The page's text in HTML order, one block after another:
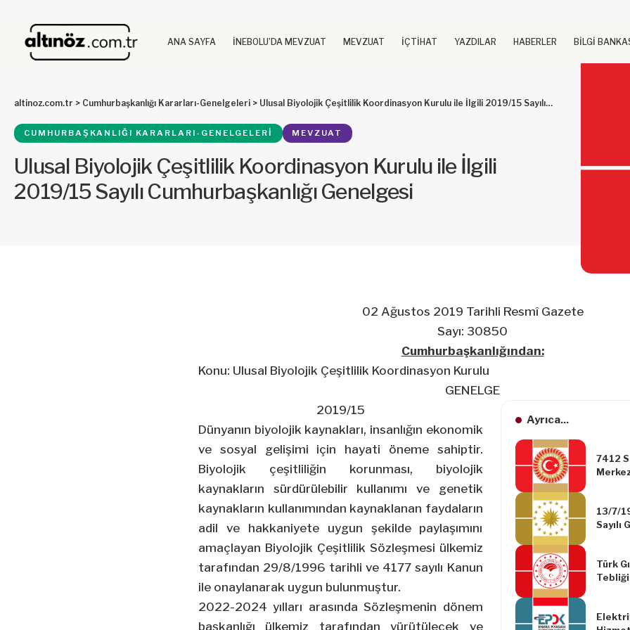
ANA SAYFA İNEBOLU’DA MEVZUAT MEVZUAT İÇTİHAT YAZDILAR HABERLER BİLGİ
altinoz.com.tr > Cumhurbaşkanlığı Kararları-Genelgeleri > Ulusal Biyolojik Çeşitlilik Koordinasyon Kurulu ile İlgili 2019/15 Sayılı Cumhurbaşkanlığı Genelgesi
CUMHURBAŞKANLIĞI KARARLARI-GENELGELERI MEVZUAT
Ulusal Biyolojik Çeşitlilik Koordinasyon Kurulu ile İlgili
2019/15 Sayılı Cumhurbaşkanlığı Genelgesi
02 Ağustos 2019 Tarihli Resmî Gazete
Sayı: 30850
Cumhurbaşkanlığından:
Konu: Ulusal Biyolojik Çeşitlilik Koordinasyon Kurulu
GENELGE
Ayrıca...
7412
13/7/
Sayılı
ve
98/
Türk
2019/15
Dünyanın biyolojik kaynakları, insanlığın ekonomik
ve sosyal gelişimi için hayati öneme sahiptir.
Biyolojik çeşitliliğin korunması, biyolojik
kaynakların sürdürülebilir kullanımı ve genetik
kaynakların kullanımından kaynaklanan faydaların
adil ve hakkaniyete uygun şekilde paylaşımını
amaçlayan Biyolojik Çeşitlilik Sözleşmesi ülkemiz
tarafından 29/8/1996 tarihli ve 4177 sayılı Kanun
ile onaylanarak uygun bulunmuştur.
2022-2024 yılları arasında Sözleşmenin dönem
başkanlığı ülkemiz tarafından yürütülecek ve